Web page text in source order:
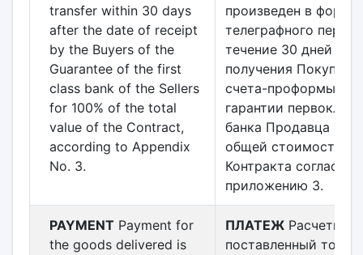
transfer within 30 days
after the date of receipt
by the Buyers of the
Guarantee of the first
class bank of the Sellers
for 100% of the total
value of the Contract,
according to Appendix
No. 3.
произведен в форме
телеграфного
течение 30 дней с
получения
счета-проформы и
гарантии
банка Продавца на
общей стоимости
Контракта согласно
приложению 3.
PAYMENT Payment for
the goods delivered is
ПЛАТЕЖРасчеты за
поставленный товар